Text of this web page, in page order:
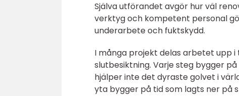
Själva utförandet avgör hur väl
verktyg och kompetent personal
underarbete och fuktskydd.
I många projekt delas arbetet upp
slutbesiktning. Varje steg bygger
hjälper inte det dyraste golvet i
yta bygger på tid som lagts ner på